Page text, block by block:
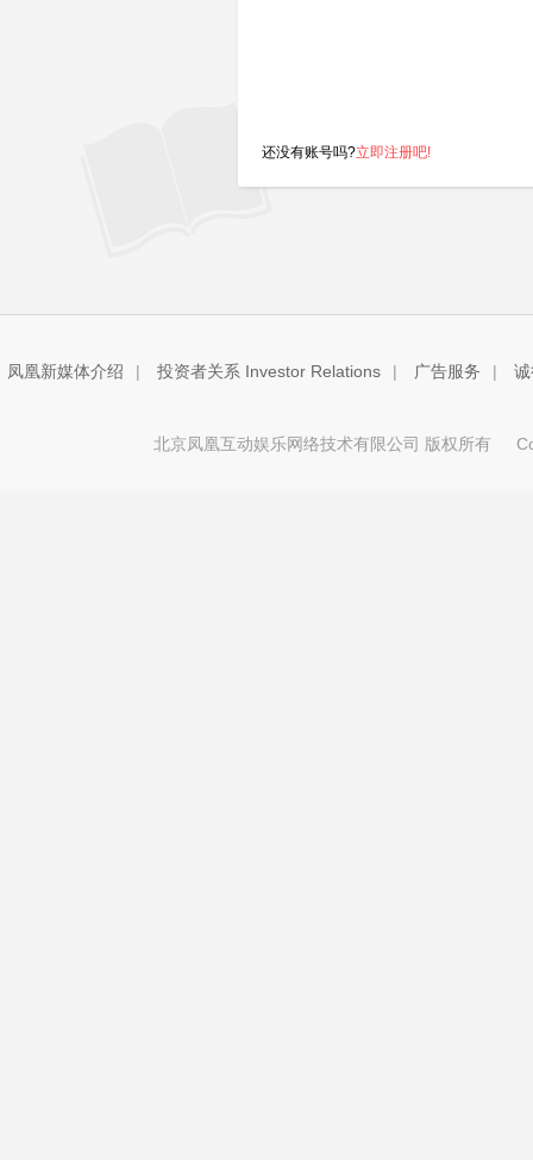
还没有账号吗?立即注册吧!
凤凰新媒体介绍 | 投资者关系 Investor Relations | 广告服务 |
北京凤凰互动娱乐网络技术有限公司 版权所有